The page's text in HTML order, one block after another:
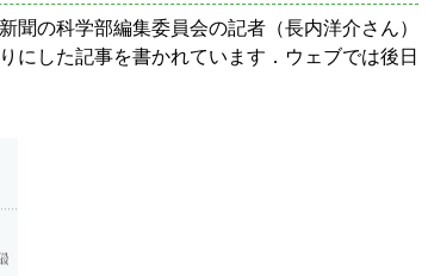
の科学部編集委員会の記者（長内洋介さん）
にした記事を書かれています．ウェブでは後日